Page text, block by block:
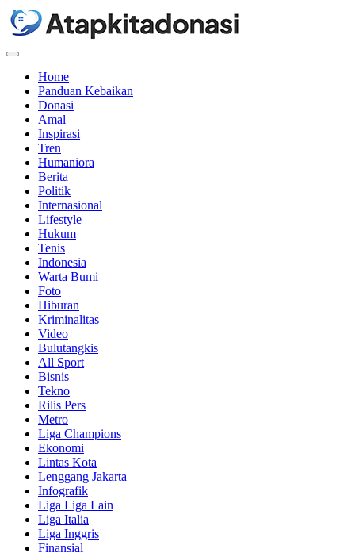
Menu
Home
Panduan Kebaikan
Donasi
Amal
Inspirasi
Tren
Humaniora
Berita
Politik
Internasional
Lifestyle
Hukum
Tenis
Indonesia
Warta Bumi
Foto
Hiburan
Kriminalitas
Video
Bulutangkis
All Sport
Bisnis
Tekno
Rilis Pers
Metro
Liga Champions
Ekonomi
Lintas Kota
Lenggang Jakarta
Infografik
Liga Liga Lain
Liga Italia
Liga Inggris
Finansial